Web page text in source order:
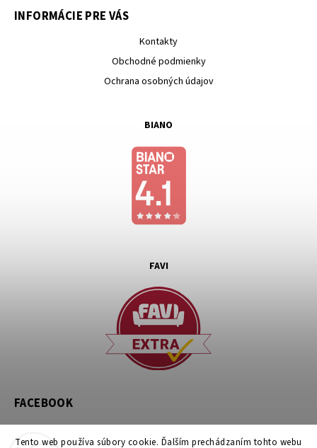
Tento web používa súbory cookie. Ďalším prechádzaním tohto webu
INFORMÁCIE PRE VÁS
Kontakty
Obchodné podmienky
Ochrana osobných údajov
BIANO
FAVI
FACEBOOK